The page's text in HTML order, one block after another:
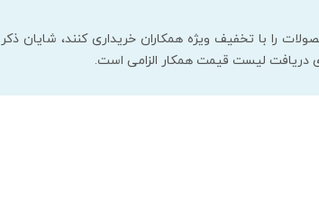
را با تخفیف ویژه همکاران خریداری کنند، شایان ذکر
دریافت لیست قیمت همکار الزامی است.